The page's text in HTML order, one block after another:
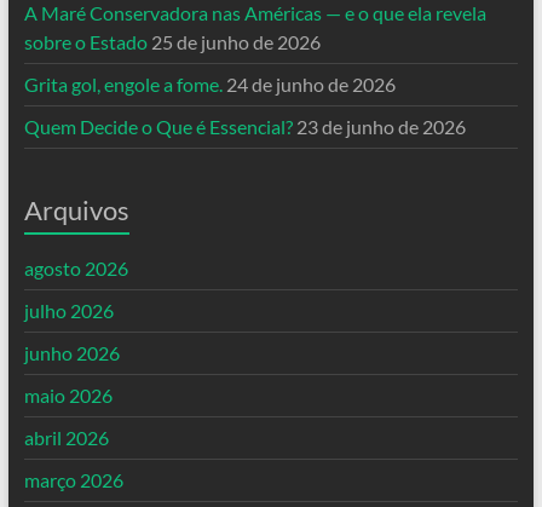
A Maré Conservadora nas Américas — e o que ela revela
sobre o Estado 25 de junho de 2026
Grita gol, engole a fome. 24 de junho de 2026
Quem Decide o Que é Essencial? 23 de junho de 2026
Arquivos
agosto 2026
julho 2026
junho 2026
maio 2026
abril 2026
março 2026